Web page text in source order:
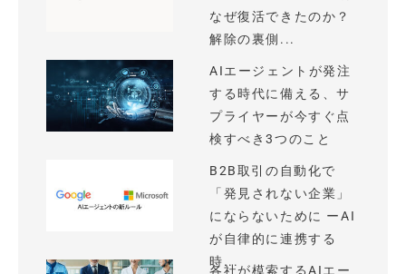
なぜ復活できたのか？
解除の裏側...
AIエージェントが発注
する時代に備える、サ
プライヤーが今すぐ点
検すべき3つのこと
B2B取引の自動化で
「発見されない企業」
にならないために ーAI
が自律的に連携する
時...